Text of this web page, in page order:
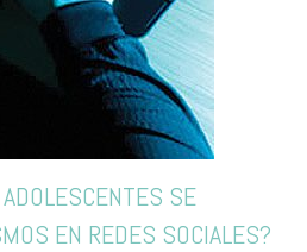
SE
EN REDES SOCIALES?